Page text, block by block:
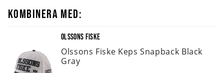
KOMBINERA MED:
OLSSONS FISKE
Olssons Fiske Keps Snapback Black
Gray